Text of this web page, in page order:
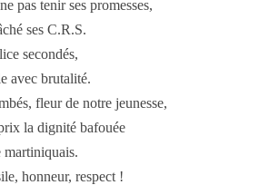
pas tenir ses promesses,
ses C.R.S.
secondés,
avec brutalité.
fleur de notre jeunesse,
la dignité bafouée
martiniquais.
honneur, respect !